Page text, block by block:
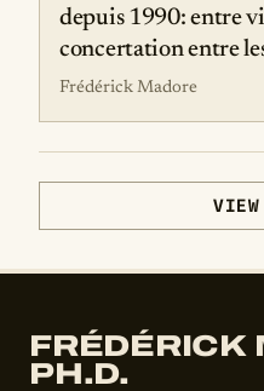
depuis 1990: entre
concertation entre
Frédérick Madore
FRÉDÉRICK
PH.D.